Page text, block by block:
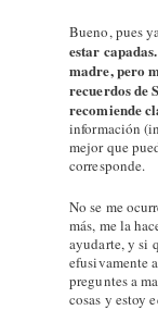
Bueno, pues
estar
madre, pero
recuerdos de
recomiende
información
mejor que
corresponde.
No se me
más, me la
ayudarte, y si
efusivamente
preguntes a
cosas y estoy